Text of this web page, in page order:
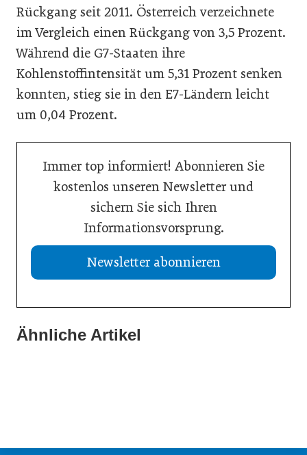
Rückgang seit 2011. Österreich verzeichnete
im Vergleich einen Rückgang von 3,5 Prozent.
Während die G7-Staaten ihre
Kohlenstoffintensität um 5,31 Prozent senken
konnten, stieg sie in den E7-Ländern leicht
um 0,04 Prozent.
Immer top informiert! Abonnieren Sie
kostenlos unseren Newsletter und
sichern Sie sich Ihren
Informationsvorsprung.
Newsletter abonnieren
Ähnliche Artikel
21. Juli 2026